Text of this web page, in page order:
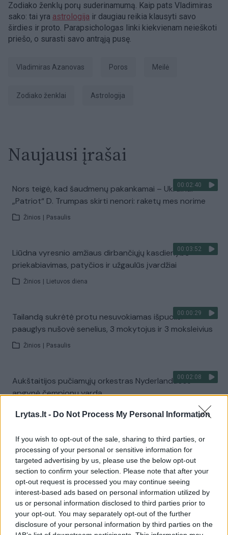
Lrytas.lt - Do Not Process My Personal Information
If you wish to opt-out of the sale, sharing to third parties, or
processing of your personal or sensitive information for
targeted advertising by us, please use the below opt-out
section to confirm your selection. Please note that after your
opt-out request is processed you may continue seeing
interest-based ads based on personal information utilized by
us or personal information disclosed to third parties prior to
your opt-out. You may separately opt-out of the further
disclosure of your personal information by third parties on the
Zodiako ženklų porų suderinamumą. Kaip pats Vladimiras
sako: tai yra astrologija ir daugiau reikia klausyti savo
širdies ir proto. Parapsichologas linki kiekvienam neieškoti
priešo, o surasti savo antrąją pusę.
Vladimiras Azanovas poros Meilė
Zodiako ženklai Astrologija
Naujausi įrašai
00:02:40
Nors teigė, kad šaudmenų pakankamai – Ukrainai
„Patriot“ D. Trumpas skirti nenori: raketų mes norime
Žinios Pasaulis
00:03:52
Liūdna vyresnio amžiaus dirbančiųjų kasdienybė –
priekabiavimas, patyčios ir užgaulūs įvardžiai
Žinios Lietuvos diena
00:00:29
Tailandą sukrėtė protu nesuvokiamas išpuolis:
paauglys nušovė senelius, 3 mokytojus ir 3 moksleivius
Žinios Pasaulis
00:02:08
Aukštaitijos pučiamųjų orkestras Nyderlanduose
apgynė čempionų vardą
| Lietuvos diena
Visi įrašai
Žiūrimiausi įrašai
00:00:30
Vaizdai iš tragiškos avarijos Vilniaus r.: dviejų moterų ir